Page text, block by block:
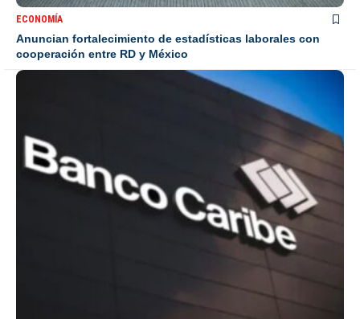
ECONOMÍA
Anuncian fortalecimiento de estadísticas laborales con
cooperación entre RD y México